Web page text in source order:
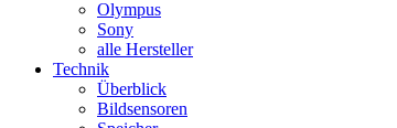
Olympus
Sony
alle Hersteller
Technik
Überblick
Bildsensoren